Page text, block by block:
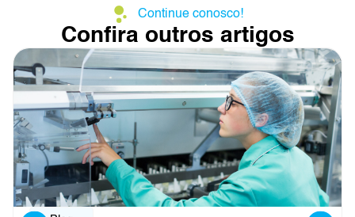
Continue conosco!
Confira outros artigos